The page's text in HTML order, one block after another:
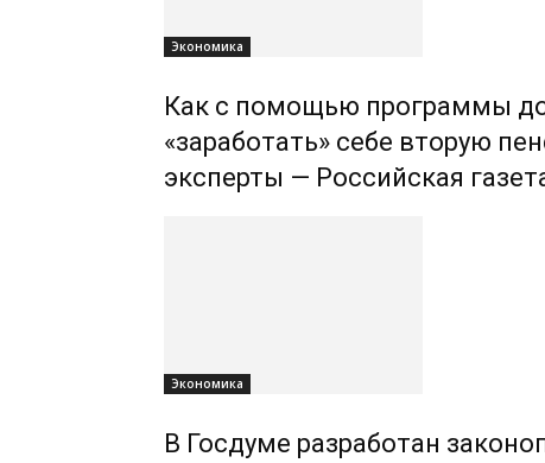
Экономика
Как с помощью программы
«заработать» себе вторую
эксперты — Российская
Экономика
В Госдуме разработан